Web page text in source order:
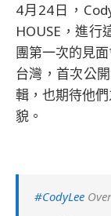
4月24日，
HOUSE，進行
團第一次的見
台灣，首次公
輯，也期待他
貌。
#CodyLee